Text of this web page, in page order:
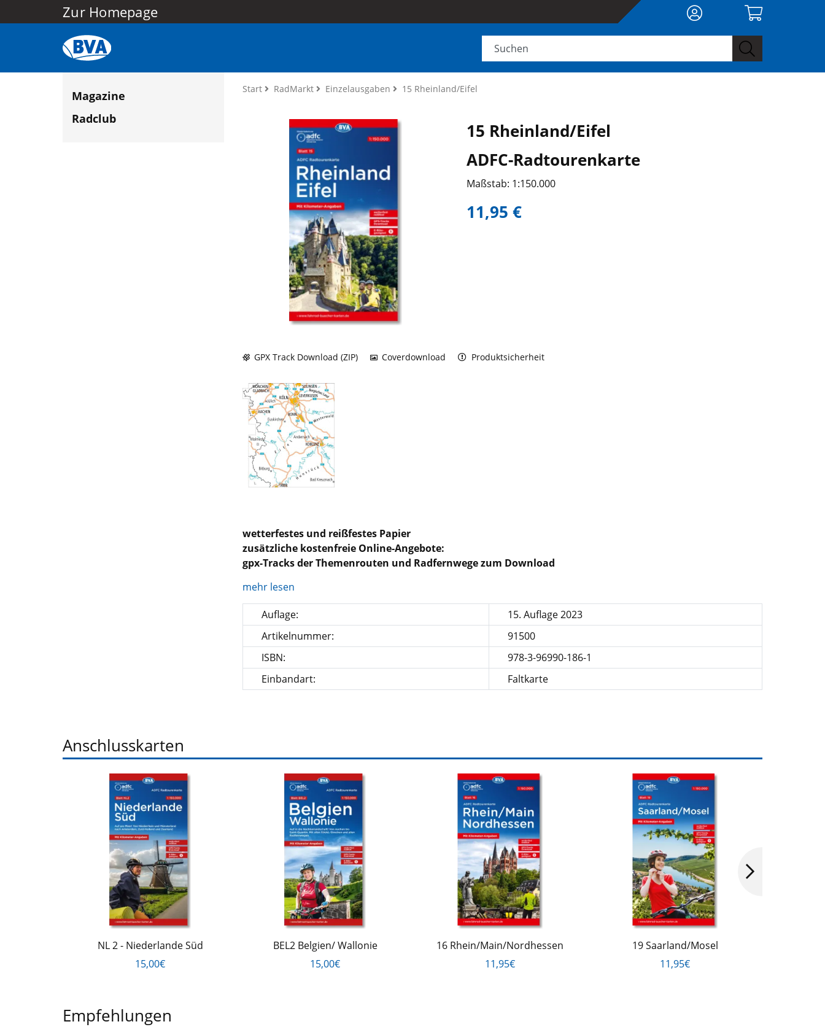
Zur Homepage
Magazine
Radclub
Start RadMarkt Einzelausgaben 15 Rheinland/Eifel
15 Rheinland/Eifel
ADFC-Radtourenkarte
Maßstab: 1:150.000
11,95 €
GPX Track Download (ZIP) Coverdownload Produktsicherheit
wetterfestes und reißfestes Papier
zusätzliche kostenfreie Online-Angebote:
gpx-Tracks der Themenrouten und Radfernwege zum Download
mehr lesen
Auflage:
15. Auflage 2023
Artikelnummer:
91500
ISBN:
978-3-96990-186-1
Einbandart:
Faltkarte
Anschlusskarten
NL 2 - Niederlande Süd
15,00€
BEL2 Belgien/ Wallonie
15,00€
16 Rhein/Main/Nordhessen
11,95€
19 Saarland/Mosel
11,95€
Empfehlungen